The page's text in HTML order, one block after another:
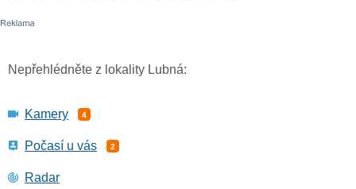
Nepřehlédněte z lokality Lubná:
Kamery 4
Počasí u vás 2
Radar